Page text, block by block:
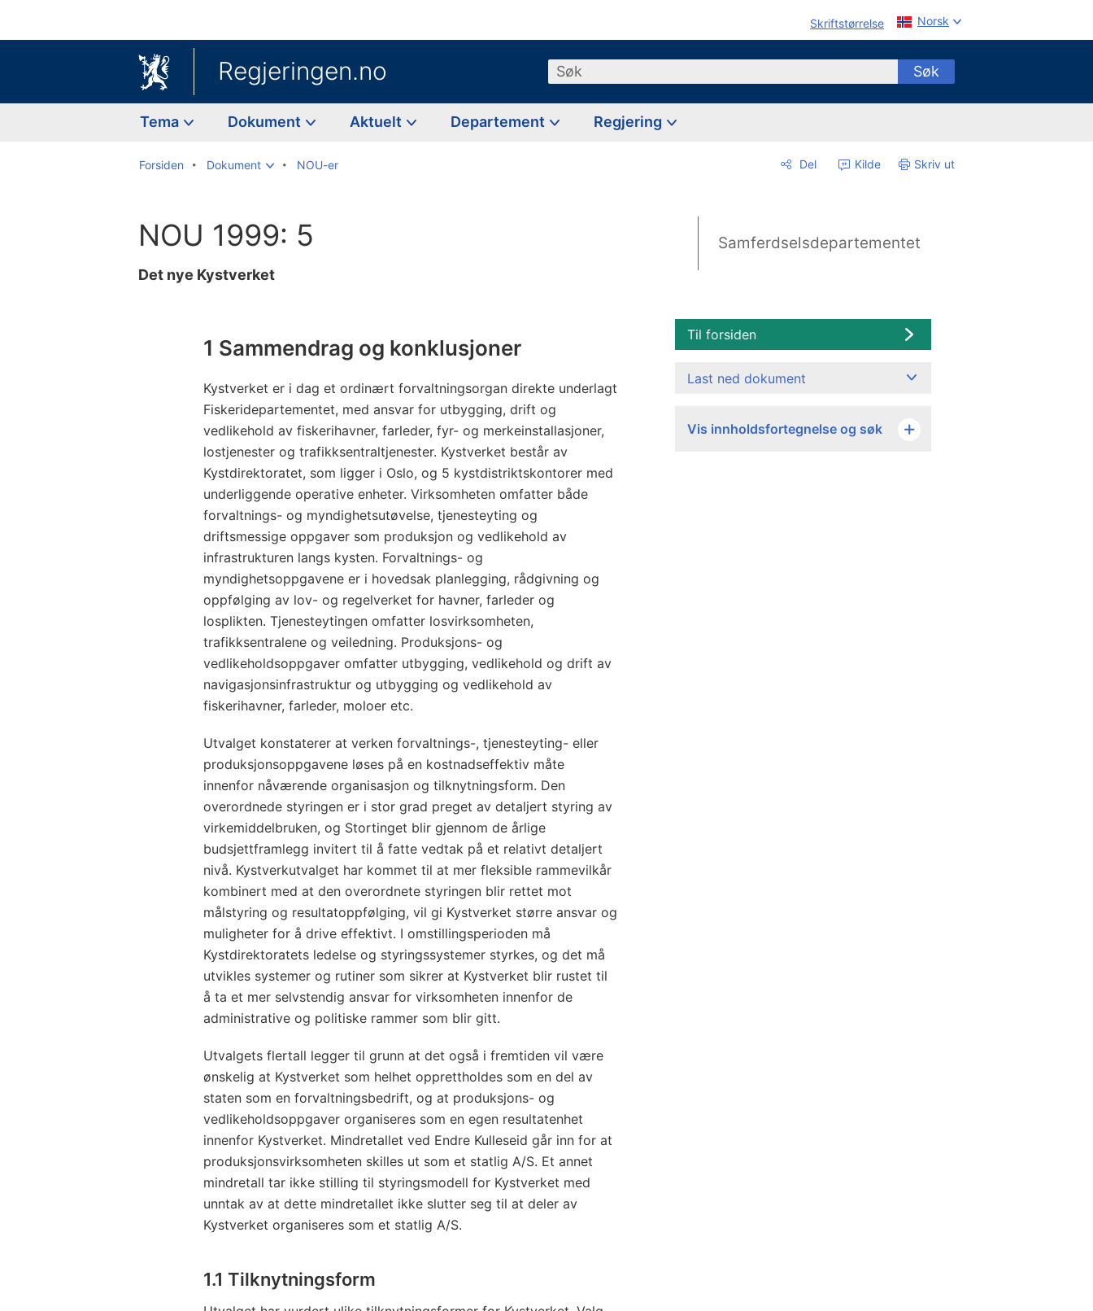
Skriftstørrelse Norsk
Regjeringen.no Søk Søk
Tema Dokument Aktuelt Departement Regjering
Forsiden Dokument NOU-er Del Kilde Skriv ut
NOU 1999: 5
Det nye Kystverket
Samferdselsdepartementet
1 Sammendrag og konklusjoner
Kystverket er i dag et ordinært forvaltningsorgan direkte underlagt
Fiskeridepartementet, med ansvar for utbygging, drift og
vedlikehold av fiskerihavner, farleder, fyr- og merkeinstallasjoner,
lostjenester og trafikksentraltjenester. Kystverket består av
Kystdirektoratet, som ligger i Oslo, og 5 kystdistriktskontorer med
underliggende operative enheter. Virksomheten omfatter både
forvaltnings- og myndighetsutøvelse, tjenesteyting og
driftsmessige oppgaver som produksjon og vedlikehold av
infrastrukturen langs kysten. Forvaltnings- og
myndighetsoppgavene er i hovedsak planlegging, rådgivning og
oppfølging av lov- og regelverket for havner, farleder og
losplikten. Tjenesteytingen omfatter losvirksomheten,
trafikksentralene og veiledning. Produksjons- og
vedlikeholdsoppgaver omfatter utbygging, vedlikehold og drift av
navigasjonsinfrastruktur og utbygging og vedlikehold av
fiskerihavner, farleder, moloer etc.
Utvalget konstaterer at verken forvaltnings-, tjenesteyting- eller
produksjonsoppgavene løses på en kostnadseffektiv måte
innenfor nåværende organisasjon og tilknytningsform. Den
overordnede styringen er i stor grad preget av detaljert styring av
virkemiddelbruken, og Stortinget blir gjennom de årlige
budsjettframlegg invitert til å fatte vedtak på et relativt detaljert
nivå. Kystverkutvalget har kommet til at mer fleksible rammevilkår
kombinert med at den overordnete styringen blir rettet mot
målstyring og resultatoppfølging, vil gi Kystverket større ansvar og
muligheter for å drive effektivt. I omstillingsperioden må
Kystdirektoratets ledelse og styringssystemer styrkes, og det må
utvikles systemer og rutiner som sikrer at Kystverket blir rustet til
å ta et mer selvstendig ansvar for virksomheten innenfor de
administrative og politiske rammer som blir gitt.
Utvalgets flertall legger til grunn at det også i fremtiden vil være
ønskelig at Kystverket som helhet opprettholdes som en del av
staten som en forvaltningsbedrift, og at produksjons- og
vedlikeholdsoppgaver organiseres som en egen resultatenhet
innenfor Kystverket. Mindretallet ved Endre Kulleseid går inn for at
produksjonsvirksomheten skilles ut som et statlig A/S. Et annet
mindretall tar ikke stilling til styringsmodell for Kystverket med
unntak av at dette mindretallet ikke slutter seg til at deler av
Kystverket organiseres som et statlig A/S.
1.1 Tilknytningsform
Til forsiden
Last ned dokument
Vis innholdsfortegnelse og søk